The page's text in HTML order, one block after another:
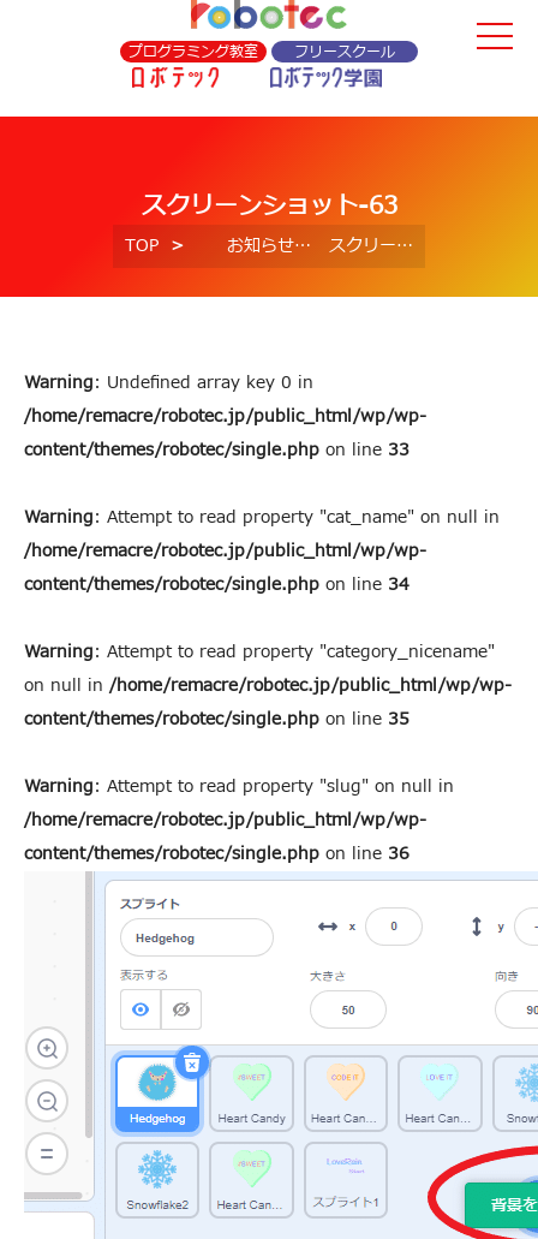
プログラミング教室 フリースクール
スクリーンショット-63
TOP お知らせ スクリーンショット-63
Warning: Undefined array key 0 in
/home/remacre/robotec.jp/public_html/wp/wp-
content/themes/robotec/single.php on line 33
Warning: Attempt to read property "cat_name" on null in
/home/remacre/robotec.jp/public_html/wp/wp-
content/themes/robotec/single.php on line 34
Warning: Attempt to read property "category_nicename"
on null in /home/remacre/robotec.jp/public_html/wp/wp-
content/themes/robotec/single.php on line 35
Warning: Attempt to read property "slug" on null in
/home/remacre/robotec.jp/public_html/wp/wp-
content/themes/robotec/single.php on line 36